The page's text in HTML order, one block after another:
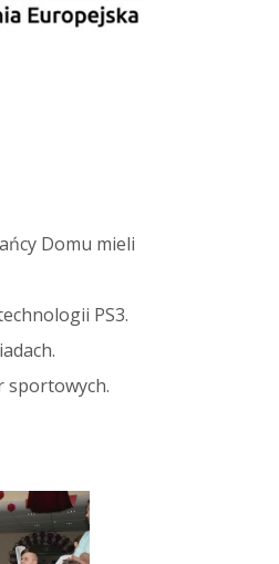
Domu mieli
PS3.
sportowych.